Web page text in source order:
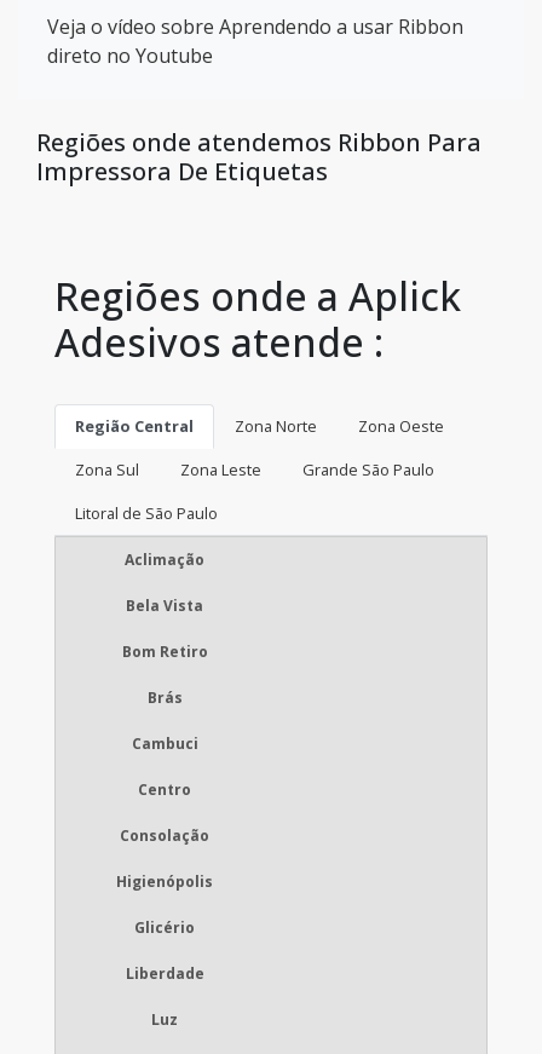
Veja o vídeo sobre Aprendendo a usar Ribbon
direto no Youtube
Regiões onde atendemos Ribbon Para
Impressora De Etiquetas
Regiões onde a Aplick
Adesivos atende :
Região Central Zona Norte
Zona Oeste
Zona Sul
Zona Leste
Grande São Paulo
Litoral de São Paulo
Aclimação
Bela Vista
Bom Retiro
Brás
Cambuci
Centro
Consolação
Higienópolis
Glicério
Liberdade
Luz